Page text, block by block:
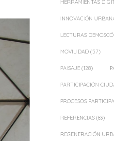
HERRAMIENTAS
INNOVACIÓN
LECTURAS
MOVILIDAD (57)
PAISAJE (128)
PARTICIPACIÓN
PROCESOS
REFERENCIAS (83)
REGENERACIÓN